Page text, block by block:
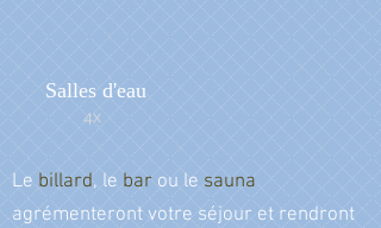
Salles d'eau
4x
Le billard, le bar ou le sauna
agrémenteront votre séjour et rendront